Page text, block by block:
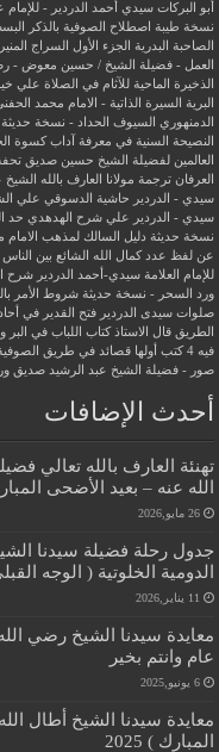
أبو البركات سيدي أحمد الدردير - للإمام
نسخة طيبة اصطلاح الصوفية بالذكر
الصاحبة البدرية
الجزء الأول السراج
العمل - فضيلة الشيخ / حسين معوض -
الذخيرة الماحية للآثام في الصلاة علي
البرية
السيرة الذاتية - الامام محمد
الدمنهوري
السيوف الحداد - نسخة حديثة
النصيحة السنية في معرفة آداب كسوة
العالمين لفضيلة الشيخ حسين صديق
العرفان ترجمة مولانا العارف بالله
سيدي - الدردير
حاشية الدسوقي علي
سيدي - الدردير علي شرح الهدهدي حد
نسخة حديثة دليل السالك لمذهب الامام
عن لفظ عدد كمال الله الشائع بين الناس
للإمام العلامة سيدي-أحمد الدردير شرح
ورد السحر - نسخة حديثة شروط الأمر
صلوات سيدى الدردير فتح القدير في
الطريق
قال الاستاذ كتاب اللباب في البر
فيه 4 كتب أولها قصائد في طريق الصوفية
صور - فضيلة الشيخ عبد الرشيد صديق
أحدث الإضافات
تهنئة العارف بالله تعالي
الله عنه – بعيد الأضحى المبارك
26 مايو,2026
جدول رحلة فضيلة سيدنا
الدومية الخلوتية ( الوجه القبلي ) لعام
11 يناير,2026
عام وانتم بخير
6 يونيو,2025
معايدة سيدنا الشيخ أطال
المبارك ) 2025